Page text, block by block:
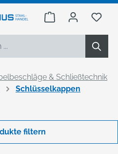
Warenkorb Du
& Schließtechnik
Schlüsselkappen
filtern